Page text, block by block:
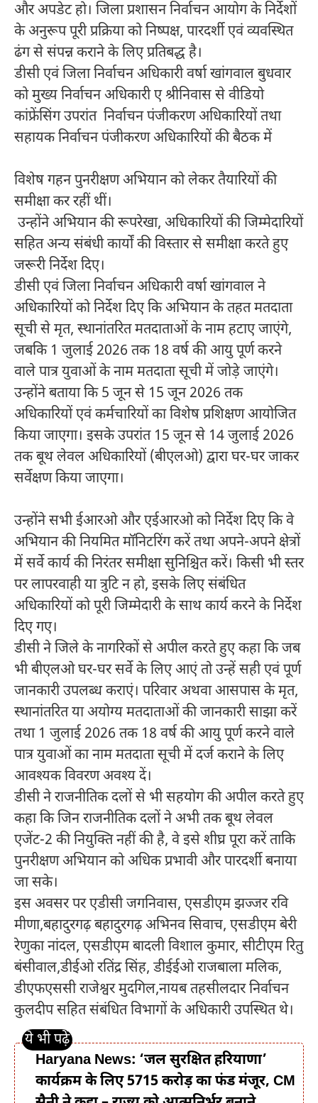
और अपडेट हो। जिला प्रशासन निर्वाचन आयोग के निर्देशों
के अनुरूप पूरी प्रक्रिया को निष्पक्ष, पारदर्शी एवं व्यवस्थित
ढंग से संपन्न कराने के लिए प्रतिबद्ध है।
डीसी एवं जिला निर्वाचन अधिकारी वर्षा खांगवाल बुधवार
को मुख्य निर्वाचन अधिकारी ए श्रीनिवास से वीडियो
कांफ्रेंसिंग उपरांत निर्वाचन पंजीकरण अधिकारियों तथा
सहायक निर्वाचन पंजीकरण अधिकारियों की बैठक में
विशेष गहन पुनरीक्षण अभियान को लेकर तैयारियों की
समीक्षा कर रहीं थीं।
उन्होंने अभियान की रूपरेखा, अधिकारियों की जिम्मेदारियों
सहित अन्य संबंधी कार्यों की विस्तार से समीक्षा करते हुए
जरूरी निर्देश दिए।
डीसी एवं जिला निर्वाचन अधिकारी वर्षा खांगवाल ने
अधिकारियों को निर्देश दिए कि अभियान के तहत मतदाता
सूची से मृत, स्थानांतरित मतदाताओं के नाम हटाए जाएंगे,
जबकि 1 जुलाई 2026 तक 18 वर्ष की आयु पूर्ण करने
वाले पात्र युवाओं के नाम मतदाता सूची में जोड़े जाएंगे।
उन्होंने बताया कि 5 जून से 15 जून 2026 तक
अधिकारियों एवं कर्मचारियों का विशेष प्रशिक्षण आयोजित
किया जाएगा। इसके उपरांत 15 जून से 14 जुलाई 2026
तक बूथ लेवल अधिकारियों (बीएलओ) द्वारा घर-घर जाकर
सर्वेक्षण किया जाएगा।
उन्होंने सभी ईआरओ और एईआरओ को निर्देश दिए कि वे
अभियान की नियमित मॉनिटरिंग करें तथा अपने-अपने क्षेत्रों
में सर्वे कार्य की निरंतर समीक्षा सुनिश्चित करें। किसी भी स्तर
पर लापरवाही या त्रुटि न हो, इसके लिए संबंधित
अधिकारियों को पूरी जिम्मेदारी के साथ कार्य करने के निर्देश
दिए गए।
डीसी ने जिले के नागरिकों से अपील करते हुए कहा कि जब
भी बीएलओ घर-घर सर्वे के लिए आएं तो उन्हें सही एवं पूर्ण
जानकारी उपलब्ध कराएं। परिवार अथवा आसपास के मृत,
स्थानांतरित या अयोग्य मतदाताओं की जानकारी साझा करें
तथा 1 जुलाई 2026 तक 18 वर्ष की आयु पूर्ण करने वाले
पात्र युवाओं का नाम मतदाता सूची में दर्ज कराने के लिए
आवश्यक विवरण अवश्य दें।
डीसी ने राजनीतिक दलों से भी सहयोग की अपील करते हुए
कहा कि जिन राजनीतिक दलों ने अभी तक बूथ लेवल
एजेंट-2 की नियुक्ति नहीं की है, वे इसे शीघ्र पूरा करें ताकि
पुनरीक्षण अभियान को अधिक प्रभावी और पारदर्शी बनाया
जा सके।
इस अवसर पर एडीसी जगनिवास, एसडीएम झज्जर रवि
मीणा,बहादुरगढ़ बहादुरगढ़ अभिनव सिवाच, एसडीएम बेरी
रेणुका नांदल, एसडीएम बादली विशाल कुमार, सीटीएम रितु
बंसीवाल,डीईओ रतिंद्र सिंह, डीईईओ राजबाला मलिक,
डीएफएससी राजेश्वर मुदगिल,नायब तहसीलदार निर्वाचन
कुलदीप सहित संबंधित विभागों के अधिकारी उपस्थित थे।
Haryana News: ‘जल सुरक्षित हरियाणा’
कार्यक्रम के लिए 5715 करोड़ का फंड मंजूर, CM